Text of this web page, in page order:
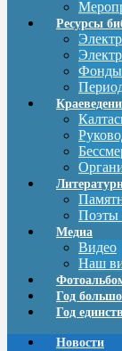
Ресурсы
Фонды
Поэты
Медиа
Видео
Наш
Год
Год
Новости